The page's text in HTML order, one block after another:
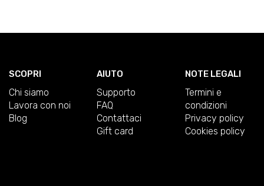
SCOPRI
Chi siamo
Lavora con noi
Blog
AIUTO
Supporto
FAQ
Contattaci
Gift card
NOTE LEGALI
Termini e
condizioni
Privacy policy
Cookies policy